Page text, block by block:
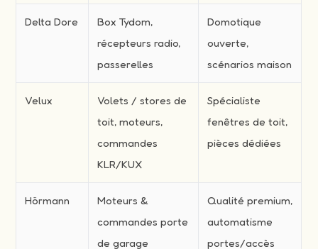
Delta Dore
Box Tydom,
récepteurs radio,
passerelles
Domotique
ouverte,
scénarios maison
Velux
Volets / stores de
toit, moteurs,
commandes
KLR/KUX
Spécialiste
fenêtres de toit,
pièces dédiées
Hörmann
Moteurs &
commandes porte
de garage
Qualité premium,
automatisme
portes/accès